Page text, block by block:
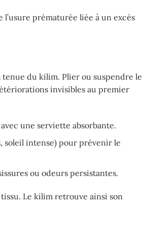
prématurée liée à un excès
du kilim. Plier ou suspendre le
invisibles au premier
une serviette absorbante.
soleil intense) pour prévenir le
ou odeurs persistantes.
Le kilim retrouve ainsi son